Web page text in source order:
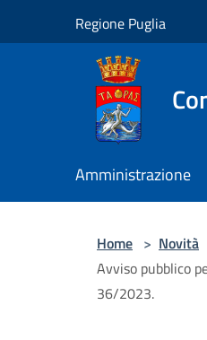
Regione Puglia
Amministrazione
Home > Novità
Avviso pubblico
36/2023.